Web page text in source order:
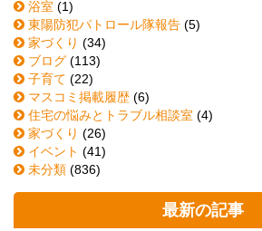
浴室 (1)
東陽防犯パトロール隊報告 (5)
家づくり (34)
ブログ (113)
子育て (22)
マスコミ掲載履歴 (6)
住宅の悩みとトラブル相談室 (4)
家づくり (26)
イベント (41)
未分類 (836)
最新の記事